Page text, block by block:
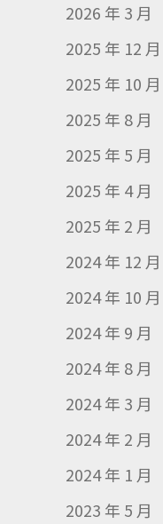
2026 年 3 月
2025 年 12 月
2025 年 10 月
2025 年 8 月
2025 年 5 月
2025 年 4 月
2025 年 2 月
2024 年 12 月
2024 年 10 月
2024 年 9 月
2024 年 8 月
2024 年 3 月
2024 年 2 月
2024 年 1 月
2023 年 5 月